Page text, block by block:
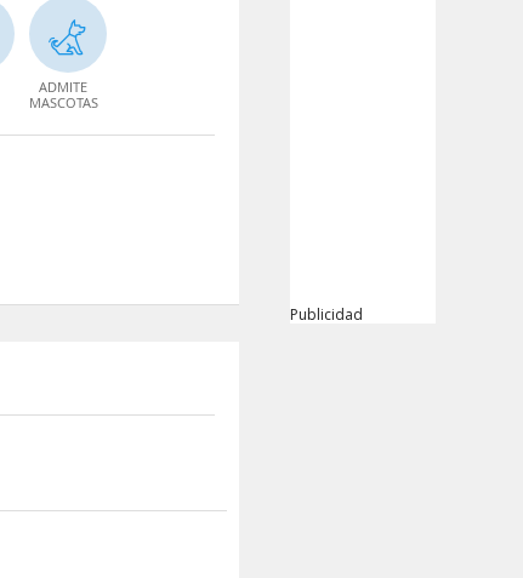
ADMITE
MASCOTAS
Publicidad